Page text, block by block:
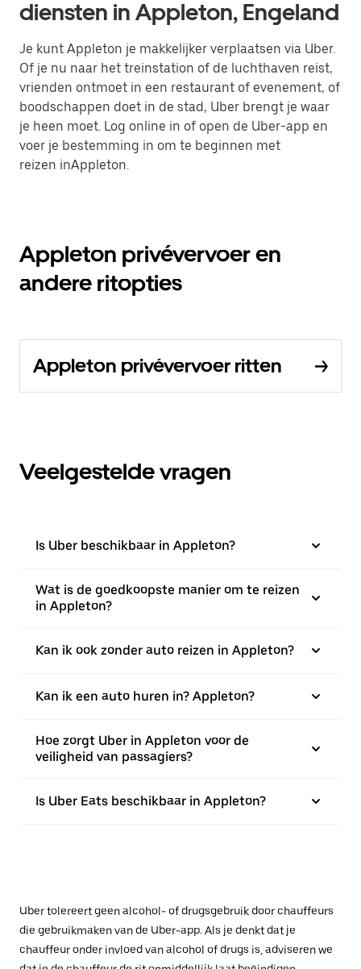
diensten in Appleton, Engeland
Je kunt Appleton je makkelijker verplaatsen via Uber.
Of je nu naar het treinstation of de luchthaven reist,
vrienden ontmoet in een restaurant of evenement, of
boodschappen doet in de stad, Uber brengt je waar
je heen moet. Log online in of open de Uber-app en
voer je bestemming in om te beginnen met
reizen inAppleton.
Appleton privévervoer en
andere ritopties
Appleton privévervoer ritten
Veelgestelde vragen
Is Uber beschikbaar in Appleton?
Wat is de goedkoopste manier om te reizen
in Appleton?
Kan ik ook zonder auto reizen in Appleton?
Kan ik een auto huren in? Appleton?
Hoe zorgt Uber in Appleton voor de
veiligheid van passagiers?
Is Uber Eats beschikbaar in Appleton?
Uber tolereert geen alcohol- of drugsgebruik door chauffeurs
die gebruikmaken van de Uber-app. Als je denkt dat je
chauffeur onder invloed van alcohol of drugs is, adviseren we